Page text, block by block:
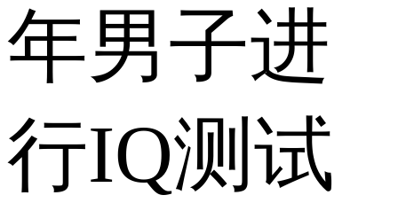
年男子进
行IQ测试